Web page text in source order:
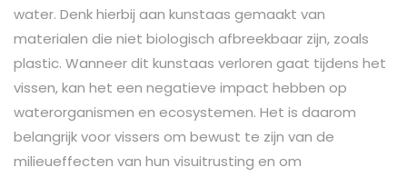
water. Denk hierbij aan kunstaas gemaakt van
materialen die niet biologisch afbreekbaar zijn, zoals
plastic. Wanneer dit kunstaas verloren gaat tijdens het
vissen, kan het een negatieve impact hebben op
waterorganismen en ecosystemen. Het is daarom
belangrijk voor vissers om bewust te zijn van de
milieueffecten van hun visuitrusting en om